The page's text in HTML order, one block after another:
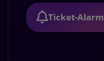
Ticket-Alarm